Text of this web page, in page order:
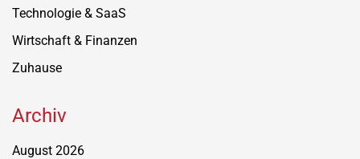
Technologie & SaaS
Wirtschaft & Finanzen
Zuhause
Archiv
August 2026